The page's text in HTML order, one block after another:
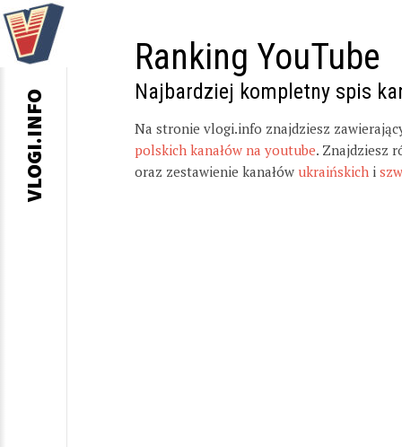
Ranking YouTube
Najbardziej kompletny spis
Na stronie vlogi.info znajdziesz
polskich kanałów na youtube. Znajdziesz
oraz zestawienie kanałów ukraińskich i
VLOGI.INFO